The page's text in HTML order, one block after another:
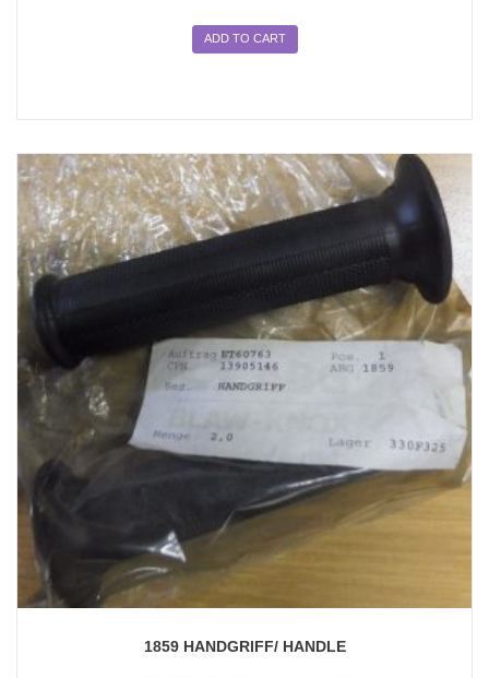
ADD TO CART
1859 HANDGRIFF/ HANDLE